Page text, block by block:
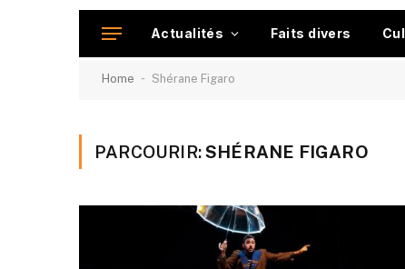
Actualités Faits divers
Home - Shérane Figaro
PARCOURIR:SHÉRANE FIGARO